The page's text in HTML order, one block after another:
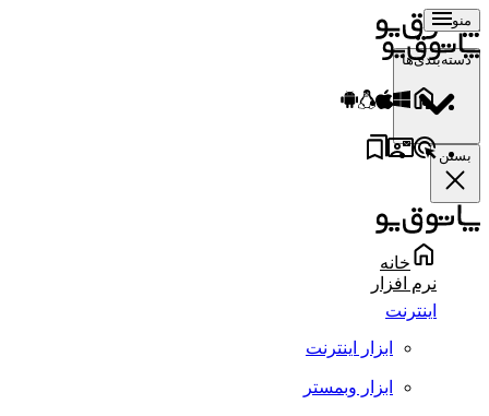
منو
دسته‌بندی‌ها
بستن
خانه
نرم افزار
اینترنت
ابزار اینترنت
ابزار وبمستر